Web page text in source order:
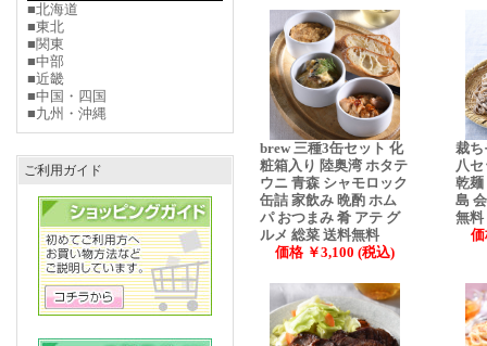
■北海道
■東北
■関東
■中部
■近畿
■中国・四国
■九州・沖縄
ご利用ガイド
brew 三種3缶セット 化
粧箱入り 陸奥湾 ホタテ
ウニ 青森 シャモロック
缶詰 家飲み 晩酌 ホム
パ おつまみ 肴 アテ グ
ルメ 総菜 送料無料
価格 ￥3,100 (税込)
裁ち
八
乾麺
島
無料
価